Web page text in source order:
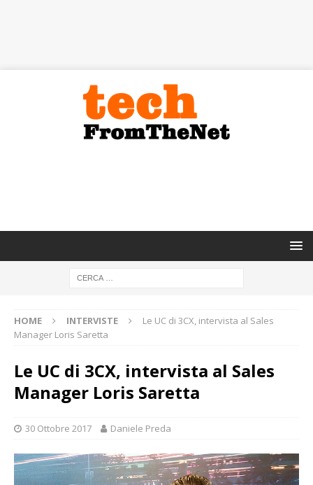
HOME INTERVISTE
Le UC di 3CX, intervista al Sales
Manager Loris Saretta
Le UC di 3CX, intervista al Sales
Manager Loris Saretta
30 Ottobre 2017 Daniele Preda